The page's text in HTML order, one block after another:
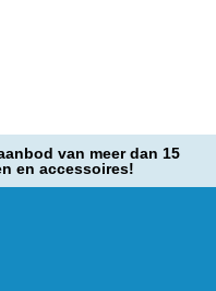
van meer dan 15
en accessoires!